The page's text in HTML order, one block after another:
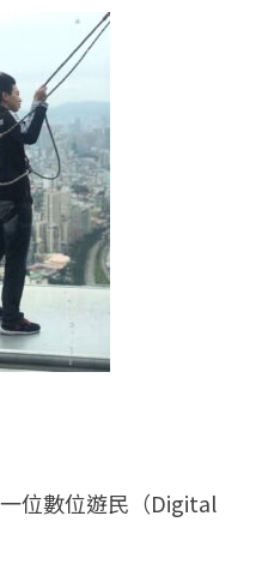
位數位遊民（Digital